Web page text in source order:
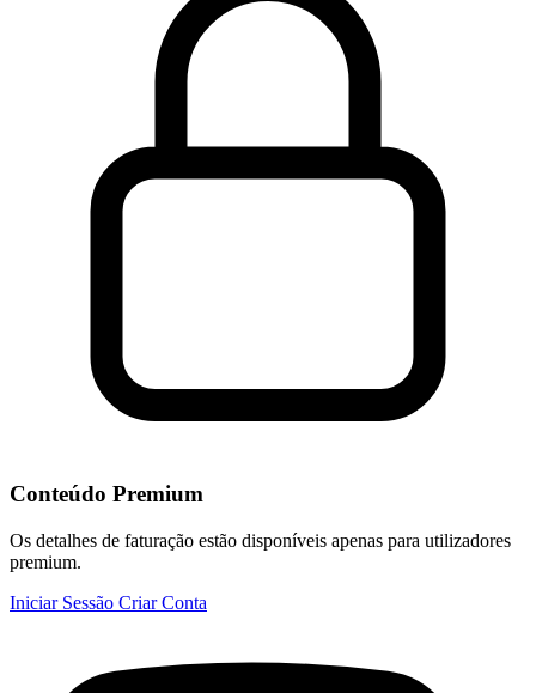
Conteúdo Premium
Os detalhes de faturação estão disponíveis apenas para utilizadores
premium.
Iniciar Sessão Criar Conta